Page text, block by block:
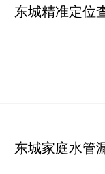
东城精准定位
东城家庭水管